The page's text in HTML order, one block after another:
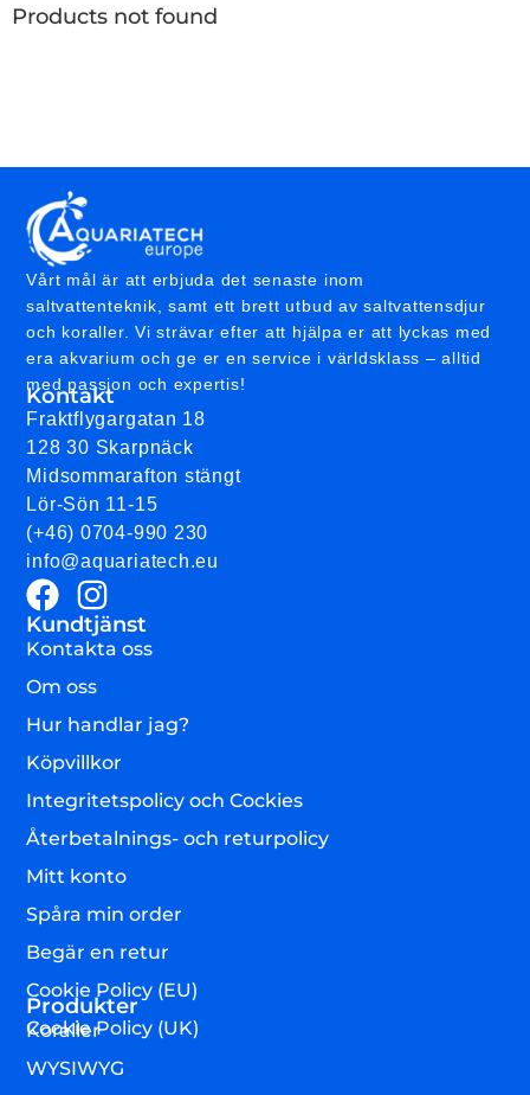
Products not found
Vårt mål är att erbjuda det senaste inom
saltvattenteknik, samt ett brett utbud av saltvattensdjur
och koraller. Vi strävar efter att hjälpa er att lyckas med
era akvarium och ge er en service i världsklass – alltid
med passion och expertis!
Kontakt
Fraktflygargatan 18
128 30 Skarpnäck
Midsommarafton stängt
Lör-Sön 11-15
(+46) 0704-990 230
info@aquariatech.eu
Kundtjänst
Kontakta oss
Om oss
Hur handlar jag?
Köpvillkor
Integritetspolicy och Cockies
Återbetalnings- och returpolicy
Mitt konto
Spåra min order
Begär en retur
Cookie Policy (EU)
Cookie Policy (UK)
Produkter
Koraller
WYSIWYG